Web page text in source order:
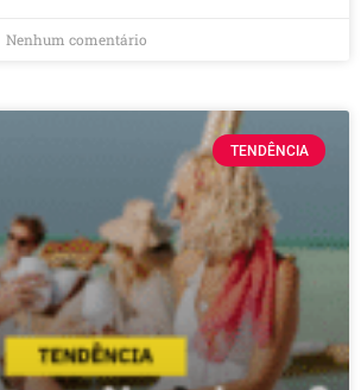
Nenhum comentário
TENDÊNCIA